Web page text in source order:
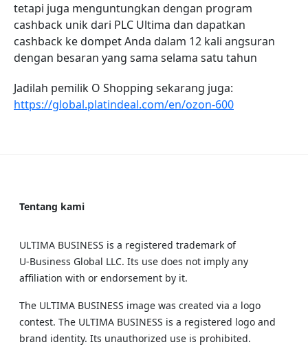
tetapi juga menguntungkan dengan program
cashback unik dari PLC Ultima dan dapatkan
cashback ke dompet Anda dalam 12 kali angsuran
dengan besaran yang sama selama satu tahun
Jadilah pemilik O Shopping sekarang juga:
https://global.platindeal.com/en/ozon-600
Tentang kami
ULTIMA BUSINESS is a registered trademark of
U‑Business Global LLC. Its use does not imply any
affiliation with or endorsement by it.
The ULTIMA BUSINESS image was created via a logo
contest. The ULTIMA BUSINESS is a registered logo and
brand identity. Its unauthorized use is prohibited.